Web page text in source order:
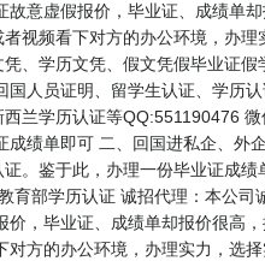
意虚假报价，毕业证、成绩单
视频看下对方的办公环境，办
、学历文凭、假文凭假毕业证
人员证明、留学生认证、学历
兰学历认证等QQ:551190476 微
绩单即可 二、回国进私企、外
。鉴于此，办理一份毕业证成
部学历认证 诚招代理：本公司
，毕业证、成绩单却报价很高
方的办公环境，办理实力，选